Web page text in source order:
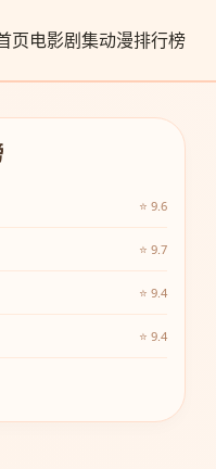
页电影剧集动漫排行榜
⭐ 9.6
⭐ 9.7
⭐ 9.4
⭐ 9.4